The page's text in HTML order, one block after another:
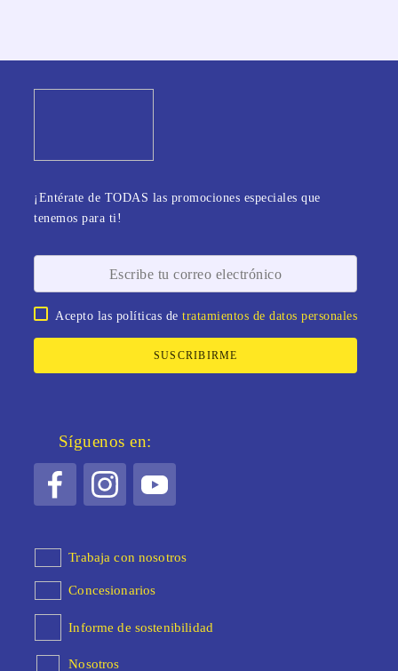
¡Entérate de TODAS las promociones especiales que
tenemos para ti!
Acepto las políticas detratamientos de datos personales
SUSCRIBIRME
Síguenos en:
Trabaja con nosotros
Concesionarios
Informe de sostenibilidad
Nosotros